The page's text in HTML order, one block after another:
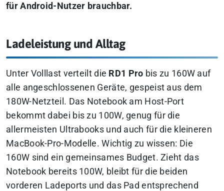
für Android-Nutzer brauchbar.
Ladeleistung und Alltag
Unter Volllast verteilt die RD1 Pro bis zu 160W auf
alle angeschlossenen Geräte, gespeist aus dem
180W-Netzteil. Das Notebook am Host-Port
bekommt dabei bis zu 100W, genug für die
allermeisten Ultrabooks und auch für die kleineren
MacBook-Pro-Modelle. Wichtig zu wissen: Die
160W sind ein gemeinsames Budget. Zieht das
Notebook bereits 100W, bleibt für die beiden
vorderen Ladeports und das Pad entsprechend